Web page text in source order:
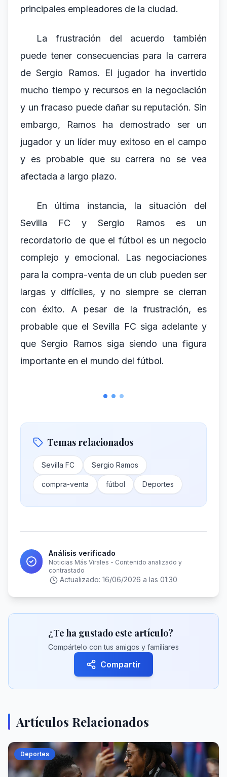
principales empleadores de la ciudad.
La frustración del acuerdo también
puede tener consecuencias para la carrera
de Sergio Ramos. El jugador ha invertido
mucho tiempo y recursos en la negociación
y un fracaso puede dañar su reputación. Sin
embargo, Ramos ha demostrado ser un
jugador y un líder muy exitoso en el campo
y es probable que su carrera no se vea
afectada a largo plazo.
En última instancia, la situación del
Sevilla FC y Sergio Ramos es un
recordatorio de que el fútbol es un negocio
complejo y emocional. Las negociaciones
para la compra-venta de un club pueden ser
largas y difíciles, y no siempre se cierran
con éxito. A pesar de la frustración, es
probable que el Sevilla FC siga adelante y
que Sergio Ramos siga siendo una figura
importante en el mundo del fútbol.
Temas relacionados
Sevilla FC Sergio Ramos
compra-venta fútbol Deportes
Análisis verificado
Noticias Más Virales - Contenido analizado y
contrastado
Actualizado: 16/06/2026 a las 01:30
¿Te ha gustado este artículo?
Compártelo con tus amigos y familiares
Compartir
Artículos Relacionados
Deportes